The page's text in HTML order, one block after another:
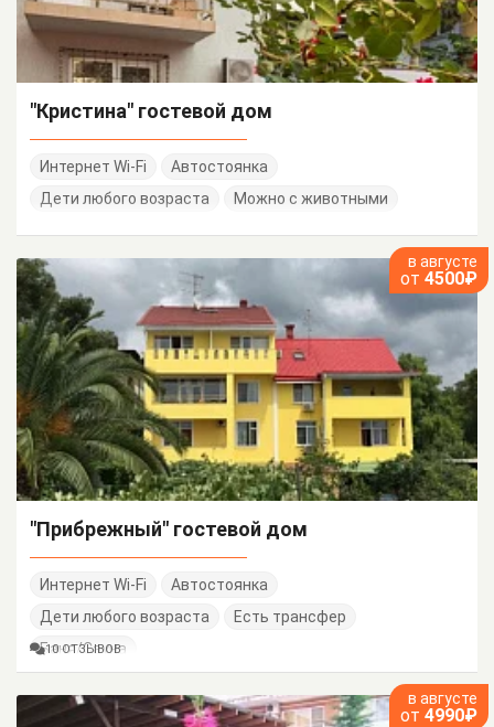
"Кристина" гостевой дом
Интернет Wi-Fi
Автостоянка
Дети любого возраста
Можно с животными
в августе
от 4500₽
"Прибрежный" гостевой дом
Интернет Wi-Fi
Автостоянка
Дети любого возраста
Есть трансфер
Баня/Сауна
10 ОТЗЫВОВ
в августе
от 4990₽